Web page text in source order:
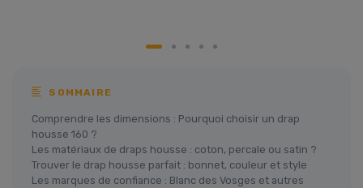
SOMMAIRE
Comprendre les dimensions : Pourquoi choisir un drap
housse 160 ?
Les matériaux de draps housse : coton, percale ou satin ?
Trouver le drap housse parfait : bonnet, couleur et style
Les marques de confiance : Blanc des Vosges et autres